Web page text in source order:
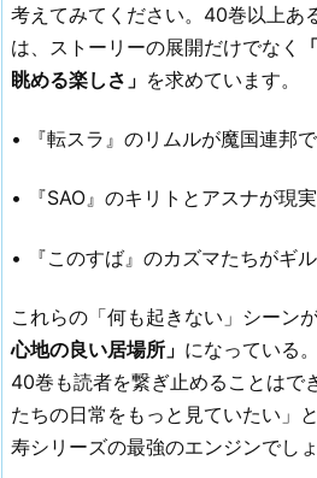
考えてみてください。40巻以上あ
は、ストーリーの展開だけでなく
眺める楽しさ」 を求めています。
• 『転スラ』のリムルが魔国連邦
• 『SAO』のキリトとアスナが現
• 『このすば』のカズマたちがギ
これらの「何も起きない」シーン
心地の良い居場所」 になっている
40巻も読者を繋ぎ止めることはで
たちの日常をもっと見ていたい」
寿シリーズの最強のエンジンでしょ